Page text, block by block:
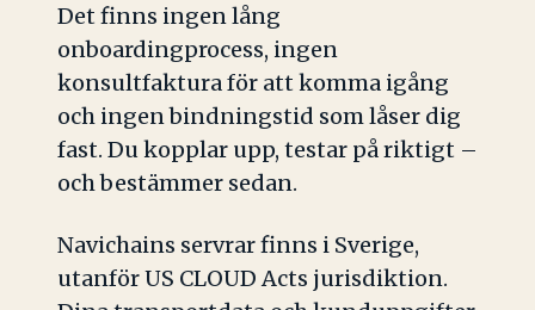
Det finns ingen lång
onboardingprocess, ingen
konsultfaktura för att komma igång
och ingen bindningstid som låser dig
fast. Du kopplar upp, testar på riktigt –
och bestämmer sedan.
Navichains servrar finns i Sverige,
utanför US CLOUD Acts jurisdiktion.